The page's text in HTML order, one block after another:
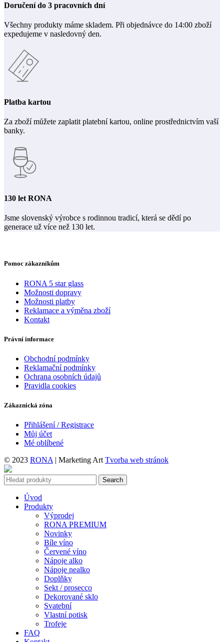
Doručení do 3 pracovních dní
Všechny produkty máme skladem. Při objednávce do 14:00 zboží
expedujeme v nasledovný den.
Platba kartou
Za zboží můžete zaplatit platební kartou, online prostřednictvím vaší
banky.
130 let RONA
Jsme slovenský výrobce s rodinnou tradicí, která se dědí po
generace už více než 130 let.
Pomoc zákazníkům
RONA 5 star glass
Možnosti dopravy
Možnosti platby
Reklamace a výměna zboží
Kontakt
Právní informace
Obchodní podmínky
Reklamační podmínky
Ochrana osobních údajů
Pravidla cookies
Zákaznická zóna
Přihlášení / Registrace
Můj účet
Mé oblíbené
© 2023 RONA | Marketing Art Tvorba web stránok
Search
Úvod
Produkty
Výprodej
RONA PREMIUM
Novinky
Bíle víno
Červené víno
Nápoje alko
Nápoje nealko
Doplňky
Sekt / prosecco
Dekorované sklo
Svatební
Vlastní potisk
Trofeje
FAQ